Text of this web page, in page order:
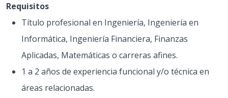
Requisitos
Título profesional en Ingeniería, Ingeniería en
Informática, Ingeniería Financiera, Finanzas
Aplicadas, Matemáticas o carreras afines.
1 a 2 años de experiencia funcional y/o técnica en
áreas relacionadas.